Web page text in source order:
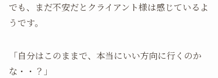
でも、まだ不安だとクライアント様は感じているよ
うです。
「自分はこのままで、本当にいい方向に行くのか
な・・？」